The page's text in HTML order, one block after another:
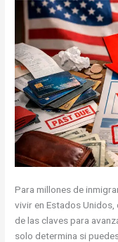
latinos
cometieron
este
abril
al
declarar
impuestos
en
USA
Para millones de
vivir en Estados
de las claves para
solo determina si